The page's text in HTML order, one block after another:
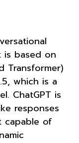
is based on
Transformer)
which is a
ChatGPT is
responses
capable of